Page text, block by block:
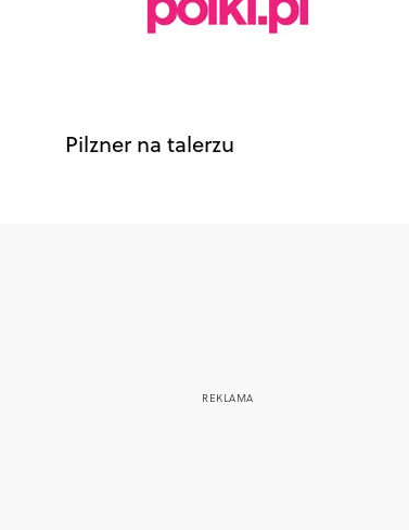
Pilzner na talerzu